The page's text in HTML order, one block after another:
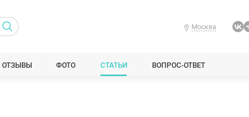
Москва
ОТЗЫВЫ ФОТО СТАТЬИ ВОПРОС-ОТВЕТ